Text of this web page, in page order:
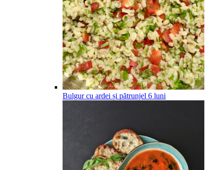
Bulgur cu ardei și pătrunjel 6 luni